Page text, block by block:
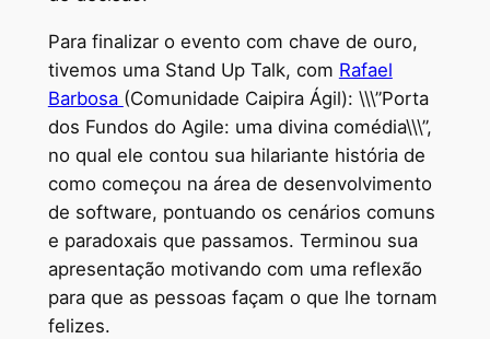
Para finalizar o evento com chave de ouro,
tivemos uma Stand Up Talk, com Rafael
Barbosa (Comunidade Caipira Ágil): \\\”Porta
dos Fundos do Agile: uma divina comédia\\\”,
no qual ele contou sua hilariante história de
como começou na área de desenvolvimento
de software, pontuando os cenários comuns
e paradoxais que passamos. Terminou sua
apresentação motivando com uma reflexão
para que as pessoas façam o que lhe tornam
felizes.